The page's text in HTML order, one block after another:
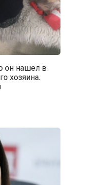
он нашел в
хозяина.